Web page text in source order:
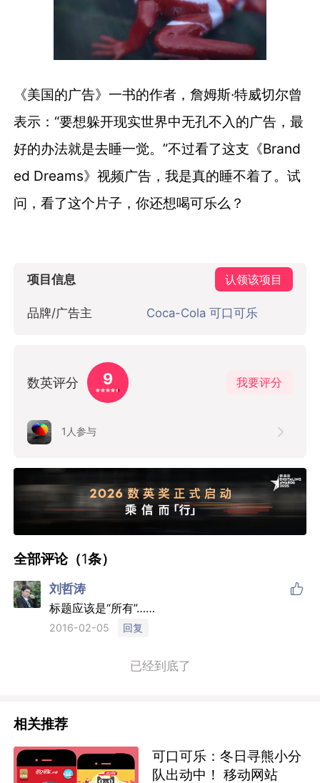
《美国的广告》一书的作者，詹姆斯·特威切尔曾
表示：“要想躲开现实世界中无孔不入的广告，最
好的办法就是去睡一觉。”不过看了这支《Brand
ed Dreams》视频广告，我是真的睡不着了。试
问，看了这个片子，你还想喝可乐么？
项目信息 认领该项目
品牌/广告主 Coca-Cola 可口可乐
数英评分 9 我要评分
1 人参与
全部评论（1条）
刘哲涛 
标题应该是“所有”……
2016-02-05 回复
已经到底了
相关推荐
可口可乐：冬日寻熊小分
队出动中！ 移动网站